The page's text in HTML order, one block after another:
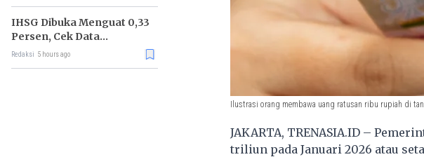
IHSG Dibuka Menguat 0,33
Persen, Cek Data
Lengkapnya
Redaksi 5 hours ago
Ilustrasi orang membawa uang ratusan ribu rupiah di
JAKARTA, TRENASIA.ID –
triliun pada Januari 2026 atau